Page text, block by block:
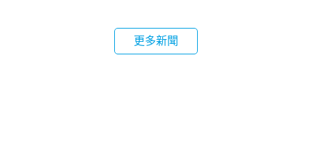
更多新聞